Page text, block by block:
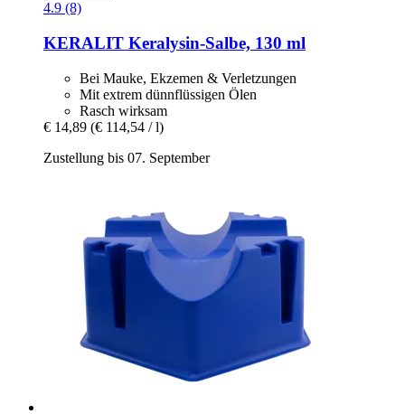
4.9 (8)
KERALIT Keralysin-​Salbe, 130 ml
Bei Mauke, Ekzemen & Verletzungen
Mit extrem dünnflüssigen Ölen
Rasch wirksam
€ 14,89 (€ 114,54 / l)
Zustellung bis 07. September